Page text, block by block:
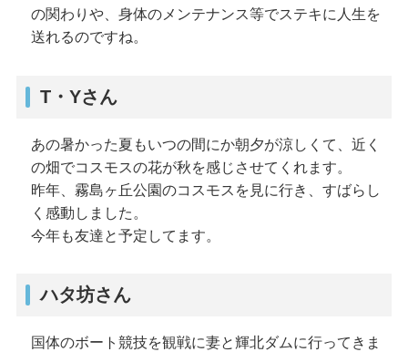
の関わりや、身体のメンテナンス等でステキに人生を
送れるのですね。
T・Yさん
あの暑かった夏もいつの間にか朝夕が涼しくて、近く
の畑でコスモスの花が秋を感じさせてくれます。
昨年、霧島ヶ丘公園のコスモスを見に行き、すばらし
く感動しました。
今年も友達と予定してます。
ハタ坊さん
国体のボート競技を観戦に妻と輝北ダムに行ってきま